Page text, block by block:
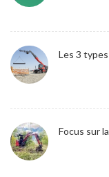
Les 3
Focus sur